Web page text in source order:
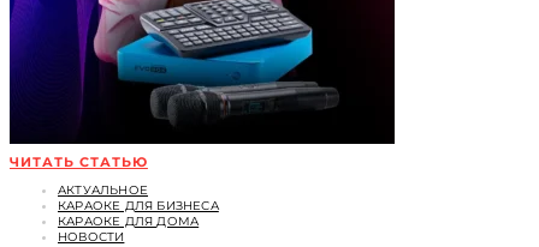
ЧИТАТЬ СТАТЬЮ
АКТУАЛЬНОЕ
КАРАОКЕ ДЛЯ БИЗНЕСА
КАРАОКЕ ДЛЯ ДОМА
НОВОСТИ